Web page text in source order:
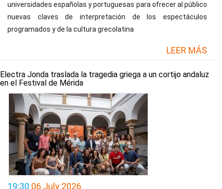
universidades españolas y portuguesas para ofrecer al público
nuevas claves de interpretación de los espectáculos
programados y de la cultura grecolatina
LEER MÁS
Electra Jonda traslada la tragedia griega a un cortijo andaluz
en el Festival de Mérida
19:30 06 July 2026